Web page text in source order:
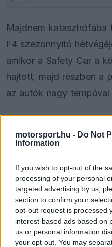
motorsport.hu - Do Not
Information
If you wish to opt-out of the
processing of your personal
targeted advertising by us,
section to confirm your
opt-out request is processed
interest-based ads based on
us or personal information
your opt-out. You may
Majdnem katasztrófába
F4 szezonnyitó
amikor a Safety Car a
hajtott, majd részben a
az autók nagy tempóval
fiatal orosz versenyző
Ivan Pigaev, Timur
egy-egy győzelmet
záróverseny azonban,
indulhatott az élről,
reflektorfénybe.